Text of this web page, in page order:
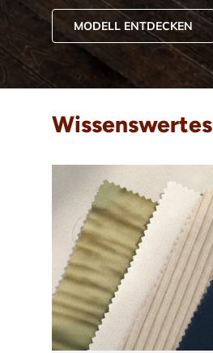
MODELL ENTDECKEN
Wissenswertes